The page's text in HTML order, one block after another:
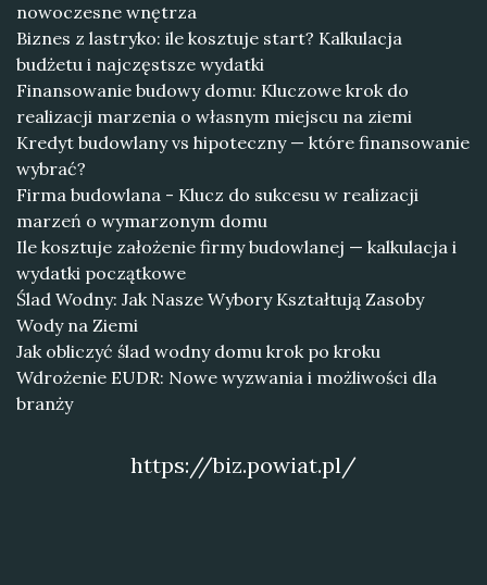
nowoczesne wnętrza
Biznes z lastryko: ile kosztuje start? Kalkulacja
budżetu i najczęstsze wydatki
Finansowanie budowy domu: Kluczowe krok do
realizacji marzenia o własnym miejscu na ziemi
Kredyt budowlany vs hipoteczny — które finansowanie
wybrać?
Firma budowlana - Klucz do sukcesu w realizacji
marzeń o wymarzonym domu
Ile kosztuje założenie firmy budowlanej — kalkulacja i
wydatki początkowe
Ślad Wodny: Jak Nasze Wybory Kształtują Zasoby
Wody na Ziemi
Jak obliczyć ślad wodny domu krok po kroku
Wdrożenie EUDR: Nowe wyzwania i możliwości dla
branży
https://biz.powiat.pl/